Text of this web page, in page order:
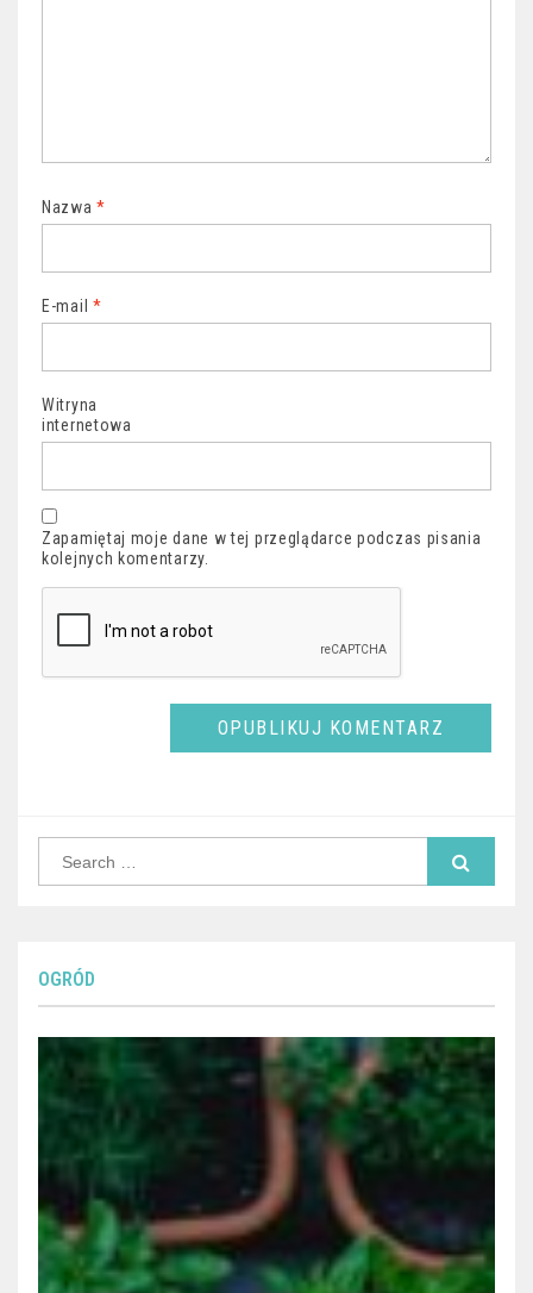
Nazwa*
E-mail *
Witryna
internetowa
Zapamiętaj moje dane w tej przeglądarce podczas pisania
kolejnych komentarzy.
OGRÓD